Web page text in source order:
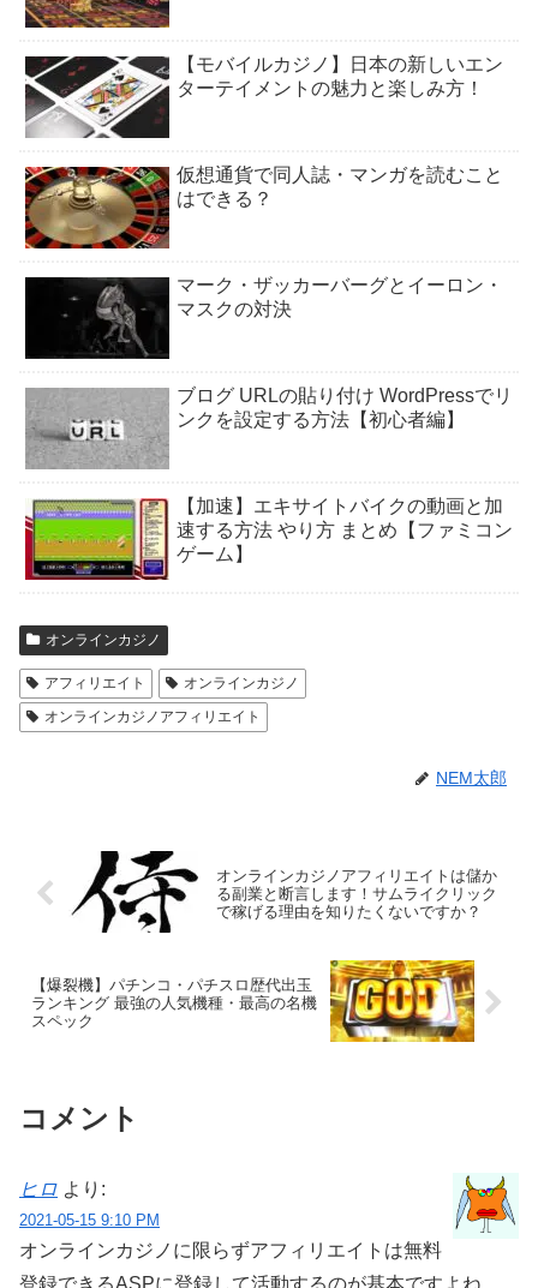
【モバイルカジノ】日本の新しいエン
ターテイメントの魅力と楽しみ方！
仮想通貨で同人誌・マンガを読むこと
はできる？
マーク・ザッカーバーグとイーロン・
マスクの対決
ブログ URLの貼り付け WordPressでリ
ンクを設定する方法【初心者編】
【加速】エキサイトバイクの動画と加
速する方法 やり方 まとめ【ファミコン
ゲーム】
オンラインカジノ
アフィリエイト
オンラインカジノ
オンラインカジノアフィリエイト
NEM太郎
オンラインカジノアフィリエイトは儲か
る副業と断言します！サムライクリック
で稼げる理由を知りたくないですか？
【爆裂機】パチンコ・パチスロ歴代出玉
ランキング 最強の人気機種・最高の名機
スペック
コメント
ヒロ より:
2021-05-15 9:10 PM
オンラインカジノに限らずアフィリエイトは無料
登録できるASPに登録して活動するのが基本ですよね。